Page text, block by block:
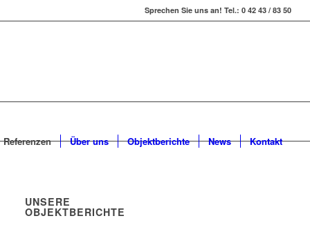
Sprechen Sie uns an! Tel.: 0 42 43 / 83 50
Referenzen Über uns Objektberichte News Kontakt
UNSERE
OBJEKTBERICHTE